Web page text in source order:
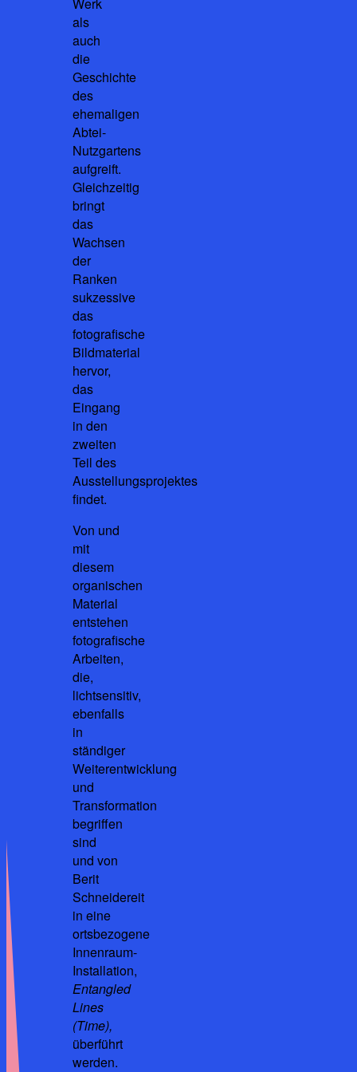
als
auch
die
Geschichte
des
ehemaligen
Abtei-
Nutzgartens
aufgreift.
Gleichzeitig
bringt
das
Wachsen
der
Ranken
sukzessive
das
fotografische
Bildmaterial
hervor,
das
Eingang
in den
zweiten
Teil des
Ausstellungsprojektes
findet.
Von und
mit
diesem
organischen
Material
entstehen
fotografische
Arbeiten,
die,
lichtsensitiv,
ebenfalls
in
ständiger
Weiterentwicklung
und
Transformation
begriffen
sind
und von
Berit
Schneidereit
in eine
ortsbezogene
Innenraum-
Installation,
Entangled
Lines
(Time),
überführt
werden.